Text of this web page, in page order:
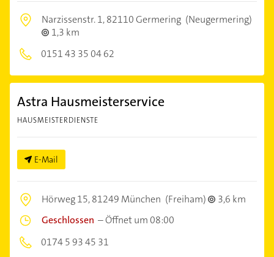
Narzissenstr. 1,82110 Germering (Neugermering)
1,3 km
0151 43 35 04 62
Astra Hausmeisterservice
HAUSMEISTERDIENSTE
E-Mail
Hörweg 15,81249 München (Freiham)
3,6 km
Geschlossen –Öffnet um 08:00
0174 5 93 45 31